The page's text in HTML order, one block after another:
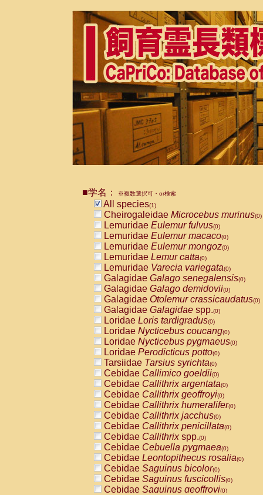
■学名： ※複数選択可・or検索
All species(1)
Cheirogaleidae Microcebus murinus(0)
Lemuridae Eulemur fulvus(0)
Lemuridae Eulemur macaco(0)
Lemuridae Eulemur mongoz(0)
Lemuridae Lemur catta(0)
Lemuridae Varecia variegata(0)
Galagidae Galago senegalensis(0)
Galagidae Galago demidovii(0)
Galagidae Otolemur crassicaudatus(0)
Galagidae Galagidae spp.(0)
Loridae Loris tardigradus(0)
Loridae Nycticebus coucang(0)
Loridae Nycticebus pygmaeus(0)
Loridae Perodicticus potto(0)
Tarsiidae Tarsius syrichta(0)
Cebidae Callimico goeldii(0)
Cebidae Callithrix argentata(0)
Cebidae Callithrix geoffroyi(0)
Cebidae Callithrix humeralifer(0)
Cebidae Callithrix jacchus(0)
Cebidae Callithrix penicillata(0)
Cebidae Callithrixspp.(0)
Cebidae Cebuella pygmaea(0)
Cebidae Leontopithecus rosalia(0)
Cebidae Saguinus bicolor(0)
Cebidae Saguinus fuscicollis(0)
Cebidae Saguinus geoffroyi(0)